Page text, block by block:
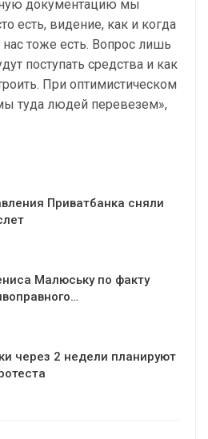
документацию мы
есть, видение, как и когда
нас тоже есть. Вопрос лишь
поступать средства и как
При оптимистическом
туда людей перевезем»,
Приватбанка сняли
Малюську по факту
через 2 недели планируют